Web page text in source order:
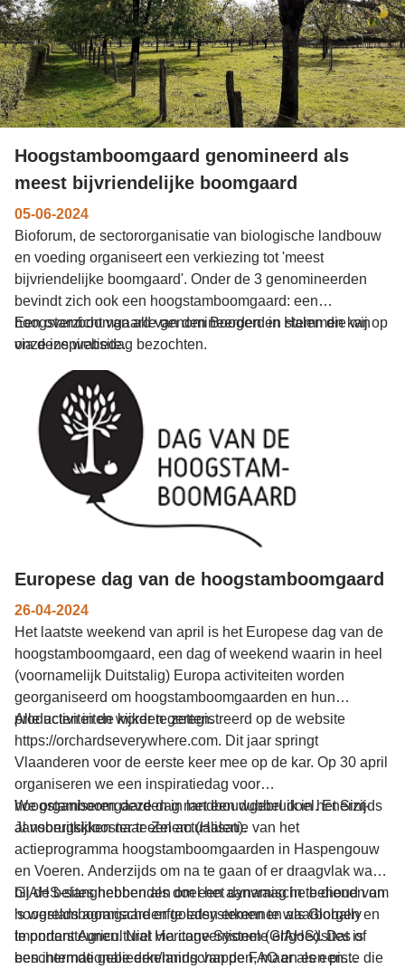
Hoogstamboomgaard genomineerd als
meest bijvriendelijke boomgaard
05-06-2024
Bioforum, de sectororganisatie van biologische landbouw
en voeding organiseert een verkiezing tot 'meest
bijvriendelijke boomgaard'. Onder de 3 genomineerden
bevindt zich ook een hoogstamboomgaard: een
hoogstamboomgaard van den Boogerd in Halen die wij op
onze inspiratiedag bezochten.
Een overzicht van alle genomineerden en stemmen kan
via deze website.
Europese dag van de hoogstamboomgaard
26-04-2024
Het laatste weekend van april is het Europese dag van de
hoogstamboomgaard, een dag of weekend waarin in heel
(voornamelijk Duitstalig) Europa activiteiten worden
georganiseerd om hoogstamboomgaarden en hun
producten in de kijker te zetten.
Alle activiteiten worden geregistreerd op de website
https://orchardseverywhere.com. Dit jaar springt
Vlaanderen voor de eerste keer mee op de kar. Op 30 april
organiseren we een inspiratiedag voor
hoogstamboomgaarden in landbouwgebruik in het Sint-
Jansbergsklooster te Zelem (Halen).
We organiseren deze dag met een dubbel doel. Enerzijds
al vooruitkijken naar een actualisatie van het
actieprogramma hoogstamboomgaarden in Haspengouw
en Voeren. Anderzijds om na te gaan of er draagvlak was
bij de belanghebbenden om een aanvraag in te dienen om
hoogstamboomgaarden te laten erkennen als Globally
Important Agricultural Heritage System (GIAHS). Dat is
een internationale erkenning van de FAO en een piste die
GIAHS-sites hebben als doel het dynamische behoud van
's werelds agrarische erfgoedsystemen te waarborgen en
te ondersteunen. Niet via conventionele erfgoedsites of
beschermde gebieden/landschappen, maar als een